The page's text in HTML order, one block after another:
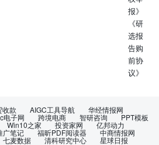
或需求。客户应考虑本报告中的任何意见
特定状况，自主作出投资决策并自行承担
式的分享证券投资收益或者分担证券投资
承诺均为无效。本报告中提及的投资价格
资带来的预期收入可能会波动。 本报告
有，本公司对本报告保留一切权利。未经
、刊发的，需在允许的范围内使用，并注
研究”，且不得对本报告进行任何有悖原
修改。 证券市场是一个风险无时不在的
报》
《研
选报
告购
前协
议》
收款 AIGC工具导航 华经情报网
电子网 跨境电商 智研咨询 PPT模板
Win10之家 投资家网 亿邦动力
广笔记 福昕PDF阅读器 中商情报网
七麦数据 清科研究中心 星球日报